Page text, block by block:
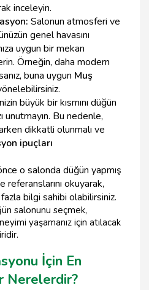
inceleyin.
Salonun atmosferi ve
genel havasını
uygun bir mekan
Örneğin, daha modern
buna uygun Muş
büyük bir kısmını düğün
unutmayın. Bu nedenle,
dikkatli olunmalı ve
ipuçları
o salonda düğün yapmış
referanslarını okuyarak,
bilgi sahibi olabilirsiniz.
salonunu seçmek,
yaşamanız için atılacak
İçin En
Nerelerdir?